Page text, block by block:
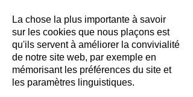
La chose la plus importante à savoir
sur les cookies que nous plaçons est
qu'ils servent à améliorer la convivialité
de notre site web, par exemple en
mémorisant les préférences du site et
les paramètres linguistiques.